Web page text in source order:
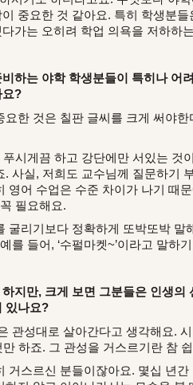
중요한 것 같아요. 특히 학생분
가는 오히려 학업 의욕을 저하하
하는 야학 학생분들이 특히나 어
요?
한 것은 칠판 글씨를 크게 써야
시게끔 하고 강단에만 서있는 것
사실, 저희도 교수님께 질문하기
영어 수업은 수준 차이가 나기 때
필요해요.
리기보다 정확하게 또박또박 말
들어, ‘수펄마켓~’이라고 말하
지만, 크게 보면 그분들은 인생의
있나요?
관성대로 살아간다고 생각해요.
하죠. 그 관성을 거스르기란 참
거스르신 분들이잖아요. 몇십 년